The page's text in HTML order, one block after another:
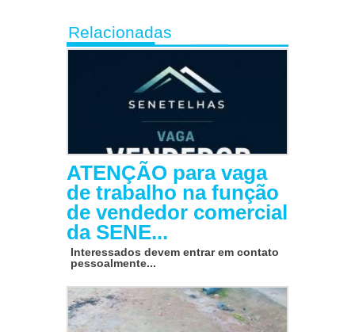
Relacionadas
ATENÇÃO para vaga
de trabalho na função
de vendedor comercial
da SENE...
Interessados devem entrar em contato
pessoalmente...